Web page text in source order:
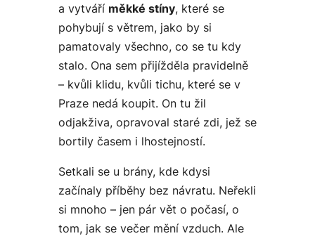
a vytváří měkké stíny, které se
pohybují s větrem, jako by si
pamatovaly všechno, co se tu kdy
stalo. Ona sem přijížděla pravidelně
– kvůli klidu, kvůli tichu, které se v
Praze nedá koupit. On tu žil
odjakživa, opravoval staré zdi, jež se
bortily časem i lhostejností.
Setkali se u brány, kde kdysi
začínaly příběhy bez návratu. Neřekli
si mnoho – jen pár vět o počasí, o
tom, jak se večer mění vzduch. Ale